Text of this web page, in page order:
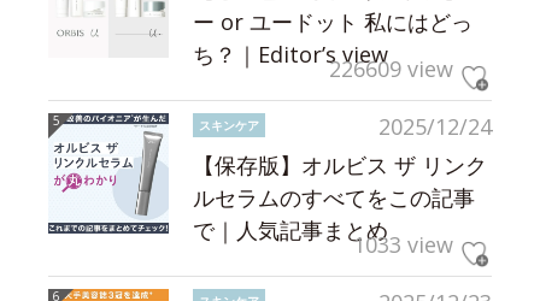
ー or ユードット 私にはどっ
ち？｜Editor’s view226609 view
2025/12/24
スキンケア
【保存版】オルビス ザ リンク
ルセラムのすべてをこの記事
で｜人気記事まとめ1033 view